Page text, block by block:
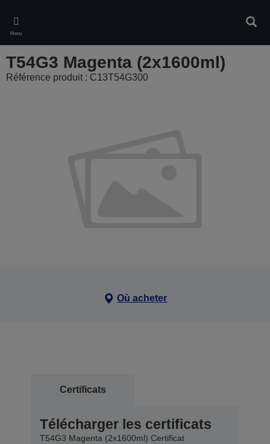
main
content
Menu
T54G3 Magenta (2x1600ml)
Référence produit : C13T54G300
Où acheter
Certificats
Télécharger les certificats
T54G3 Magenta (2x1600ml) Certificat